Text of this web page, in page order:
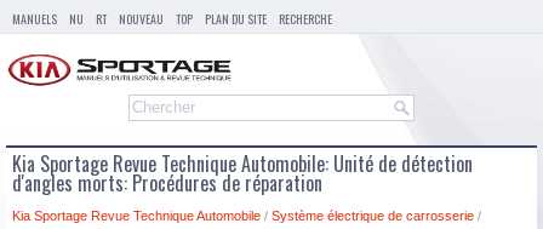
MANUELS NU RT NOUVEAU TOP PLAN DU SITE RECHERCHE
Kia Sportage Revue Technique Automobile: Unité de détection
d'angles morts: Procédures de réparation
Kia Sportage Revue Technique Automobile / Système électrique de carrosserie /